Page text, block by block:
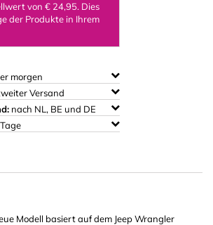
von € 24,95. Dies
der Produkte in Ihrem
morgen
Versand
nach NL, BE und DE
Modell basiert auf dem Jeep Wrangler